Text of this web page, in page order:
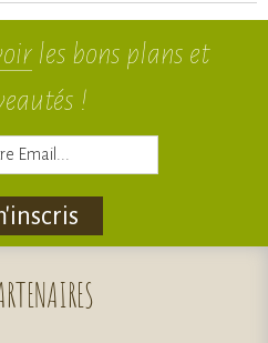
les bons plans et
!